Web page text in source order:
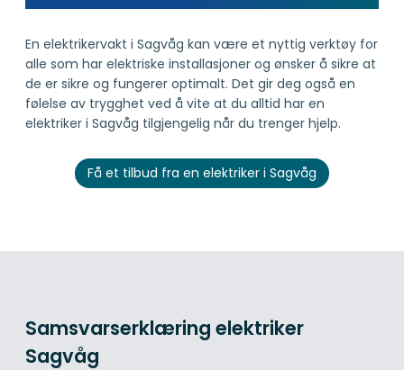
En elektrikervakt i Sagvåg kan være et nyttig verktøy for
alle som har elektriske installasjoner og ønsker å sikre at
de er sikre og fungerer optimalt. Det gir deg også en
følelse av trygghet ved å vite at du alltid har en
elektriker i Sagvåg tilgjengelig når du trenger hjelp.
Få et tilbud fra en elektriker i Sagvåg
Samsvarserklæring elektriker
Sagvåg